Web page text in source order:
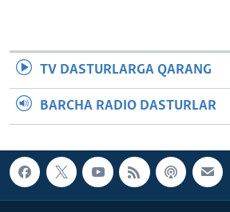
TV DASTURLARGA QARANG
BARCHA RADIO DASTURLAR